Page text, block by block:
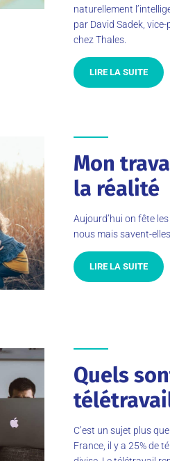
naturellement
par David Sadek,
chez Thales.
LIRE LA SUITE
Mon
la réalité
Aujourd’hui on fête
nous mais savent-
LIRE LA SUITE
Quels
C’est un sujet plus
France, il y a 25% de